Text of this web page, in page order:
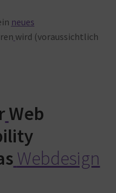
neues
wird (voraussichtlich
Web
Webdesign